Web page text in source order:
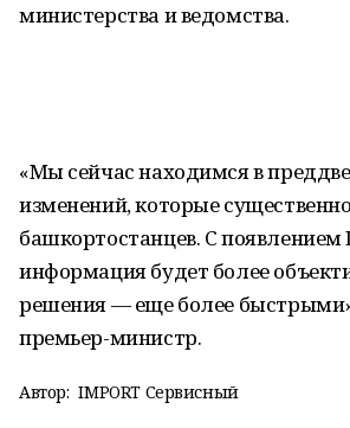
министерства и ведомства.
«Мы сейчас находимся в
изменений, которые
башкортостанцев. С появлением
информация будет более
решения — еще более
премьер-министр.
Автор: IMPORT Сервисный